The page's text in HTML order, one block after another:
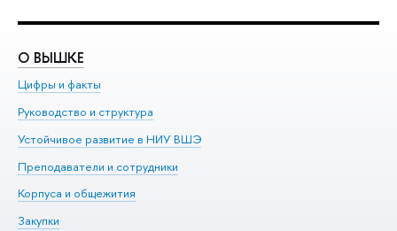
О ВЫШКЕ
Цифры и факты
Руководство и структура
Устойчивое развитие в НИУ ВШЭ
Преподаватели и сотрудники
Корпуса и общежития
Закупки